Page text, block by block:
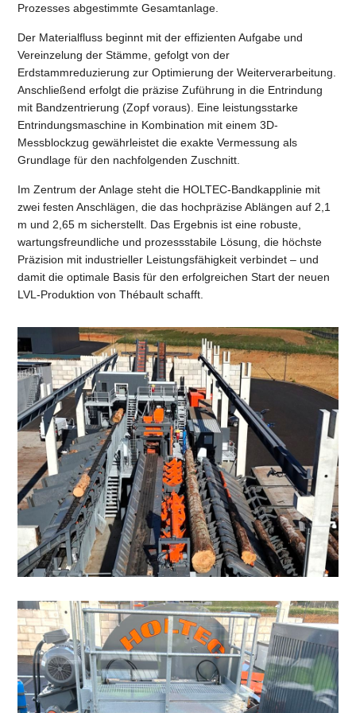
Prozesses abgestimmte Gesamtanlage.
Der Materialfluss beginnt mit der effizienten Aufgabe und
Vereinzelung der Stämme, gefolgt von der
Erdstammreduzierung zur Optimierung der Weiterverarbeitung.
Anschließend erfolgt die präzise Zuführung in die Entrindung
mit Bandzentrierung (Zopf voraus). Eine leistungsstarke
Entrindungsmaschine in Kombination mit einem 3D-
Messblockzug gewährleistet die exakte Vermessung als
Grundlage für den nachfolgenden Zuschnitt.
Im Zentrum der Anlage steht die HOLTEC-Bandkapplinie mit
zwei festen Anschlägen, die das hochpräzise Ablängen auf 2,1
m und 2,65 m sicherstellt. Das Ergebnis ist eine robuste,
wartungsfreundliche und prozessstabile Lösung, die höchste
Präzision mit industrieller Leistungsfähigkeit verbindet – und
damit die optimale Basis für den erfolgreichen Start der neuen
LVL-Produktion von Thébault schafft.